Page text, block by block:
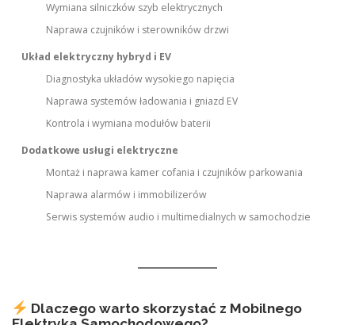
Wymiana silniczków szyb elektrycznych
Naprawa czujników i sterowników drzwi
Układ elektryczny hybryd i EV
Diagnostyka układów wysokiego napięcia
Naprawa systemów ładowania i gniazd EV
Kontrola i wymiana modułów baterii
Dodatkowe usługi elektryczne
Montaż i naprawa kamer cofania i czujników parkowania
Naprawa alarmów i immobilizerów
Serwis systemów audio i multimedialnych w samochodzie
Dlaczego warto skorzystać z Mobilnego